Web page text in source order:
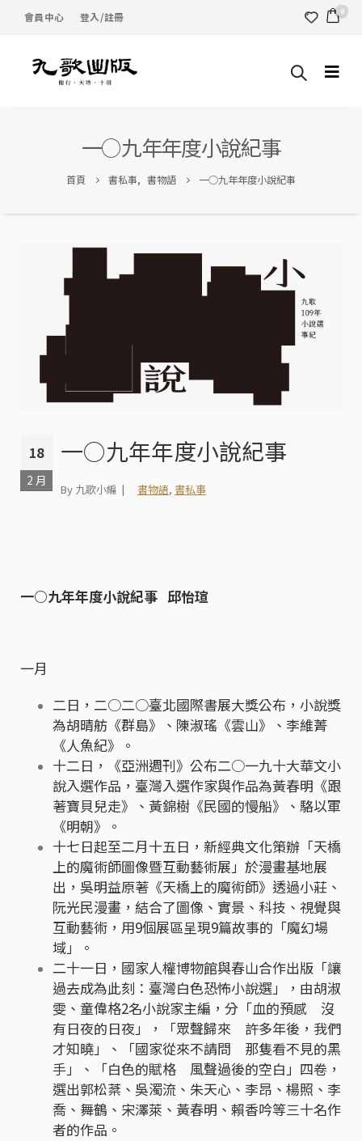
會員中心 登入/註冊 0
一○九年年度小說紀事
首頁 書私事, 書物語 一○九年年度小說紀事
18
2 月
一○九年年度小說紀事
By 九歌小編 書物語, 書私事
一○九年年度小說紀事 邱怡瑄
一月
二日，二○二○臺北國際書展大獎公布，小說獎
為胡晴舫《群島》、陳淑瑤《雲山》、李維菁
《人魚紀》。
十二日，《亞洲週刊》公布二○一九十大華文小
說入選作品，臺灣入選作家與作品為黃春明《跟
著寶貝兒走》、黃錦樹《民國的慢船》、駱以軍
《明朝》。
十七日起至二月十五日，新經典文化策辦「天橋
上的魔術師圖像暨互動藝術展」於漫畫基地展
出，吳明益原著《天橋上的魔術師》透過小莊、
阮光民漫畫，結合了圖像、實景、科技、視覺與
互動藝術，用9個展區呈現9篇故事的「魔幻場
域」。
二十一日，國家人權博物館與春山合作出版「讓
過去成為此刻：臺灣白色恐怖小說選」，由胡淑
雯、童偉格2名小說家主編，分「血的預感 沒
有日夜的日夜」，「眾聲歸來 許多年後，我們
才知曉」、「國家從來不請問 那隻看不見的黑
手」、「白色的賦格 風聲過後的空白」四卷，
選出郭松棻、吳濁流、朱天心、李昂、楊照、李
喬、舞鶴、宋澤萊、黃春明、賴香吟等三十名作
者的作品。